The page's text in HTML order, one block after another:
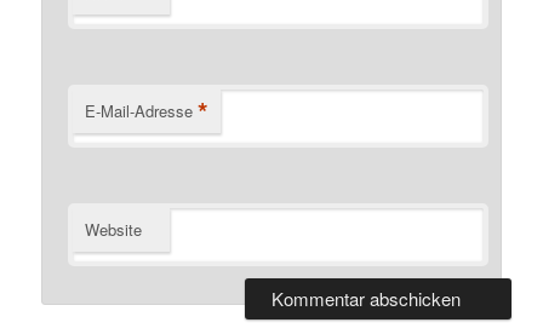
E-Mail-Adresse *
Website